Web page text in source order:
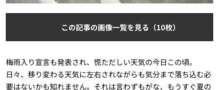
この記事の画像一覧を見る（10枚）
梅雨入り宣言も発表され、慌ただしい天気の今日この頃。
日々、移り変わる天気に左右されながらも気分まで落ち込む必
要はないかも知れません。それは言わずもがな、もうすぐ夏の